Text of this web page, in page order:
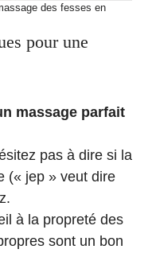
des fesses en
pour une
massage parfait
pas à dire si la
(« jep » veut dire
à la propreté des
sont un bon